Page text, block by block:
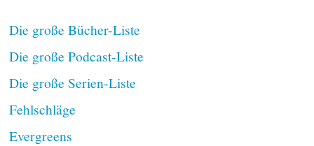
Die große Bücher-Liste
Die große Podcast-Liste
Die große Serien-Liste
Fehlschläge
Evergreens